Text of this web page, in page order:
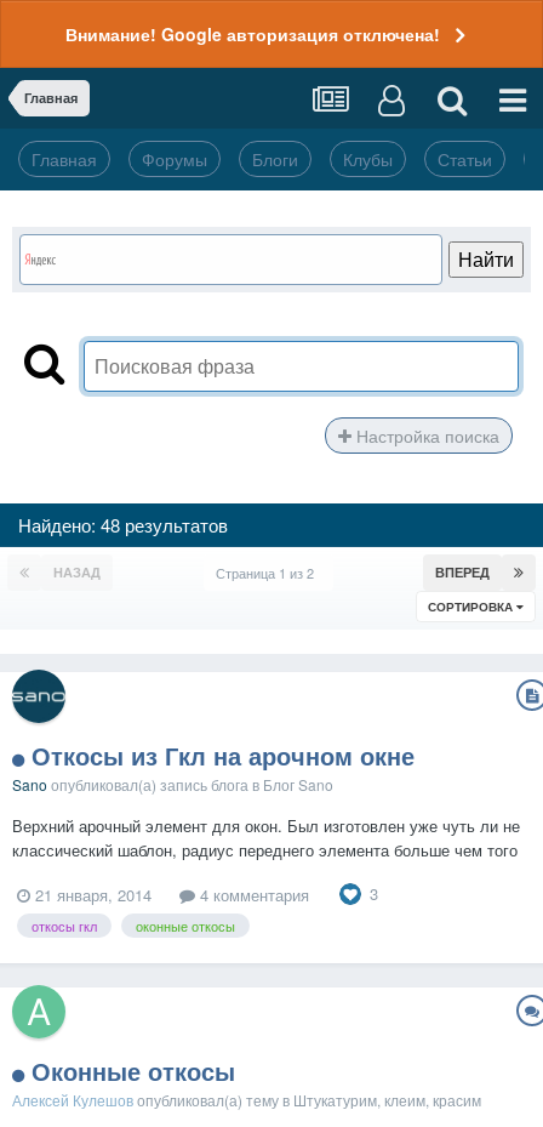
Внимание! Google авторизация отключена!
Главная
Главная Форумы Блоги Клубы Статьи
Настройка поиска
Найдено: 48 результатов
НАЗАД ВПЕРЕД
Страница 1 из 2
СОРТИРОВКА
Откосы из Гкл на арочном окне
Sano опубликовал(а) запись блога в Блог Sano
Верхний арочный элемент для окон. Был изготовлен уже чуть ли не
классический шаблон, радиус переднего элемента больше чем того
рассвета, все таки арка делается для обычного окна, а не для
дверного проема и не для бойницы в замке. Пол...
21 января, 2014 4 комментария 3
откосы гкл оконные откосы
Оконные откосы
Алексей Кулешовопубликовал(а) тему в Штукатурим, клеим, красим